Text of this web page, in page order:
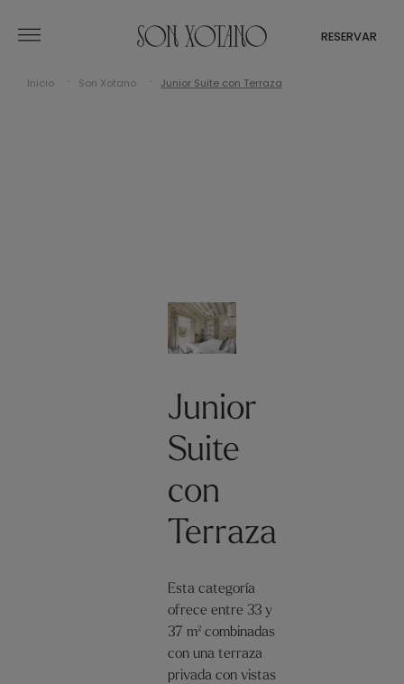
RESERVAR
Inicio Son Xotano Junior Suite con Terraza
Junior
Suite
con
Terraza
Esta categoría
ofrece entre 33 y
37 m² combinadas
con una terraza
privada con vistas